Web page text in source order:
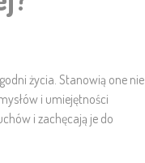
życia. Stanowią one nie
i umiejętności
i zachęcają je do